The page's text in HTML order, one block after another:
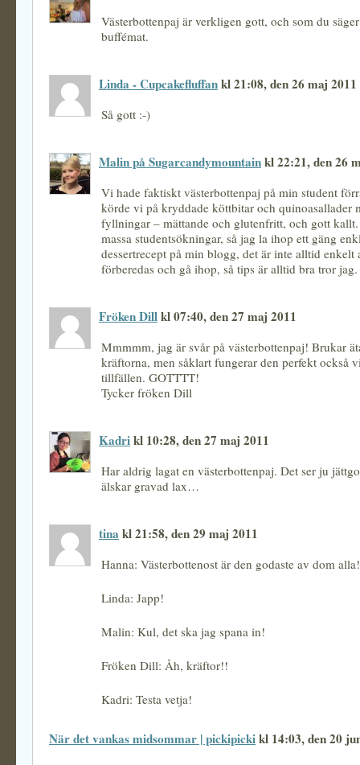
Västerbottenpaj är verkligen gott, och som du
buffémat.
Linda - Cupcakefluffankl 21:08, den 26 maj 2011
Så gott :-)
Malin på Sugarcandymountainkl 22:21, den 26
Vi hade faktiskt västerbottenpaj på min student
körde vi på kryddade köttbitar och quinoasallader
fyllningar – mättande och glutenfritt, och gott kallt.
massa studentsökningar, så jag la ihop ett gäng
dessertrecept på min blogg, det är inte alltid enkelt
förberedas och gå ihop, så tips är alltid bra tror jag.
Fröken Dillkl 07:40, den 27 maj 2011
Mmmmm, jag är svår på västerbottenpaj! Brukar
kräftorna, men såklart fungerar den perfekt också
tillfällen. GOTTTT!
Tycker fröken Dill
Kadrikl 10:28, den 27 maj 2011
Har aldrig lagat en västerbottenpaj. Det ser ju
älskar gravad lax…
tina kl 21:58, den 29 maj 2011
Hanna: Västerbottenost är den godaste av dom alla!
Linda: Japp!
Malin: Kul, det ska jag spana in!
Fröken Dill: Åh, kräftor!!
Kadri: Testa vetja!
När det vankas midsommar | pickipickikl 14:03, den 20